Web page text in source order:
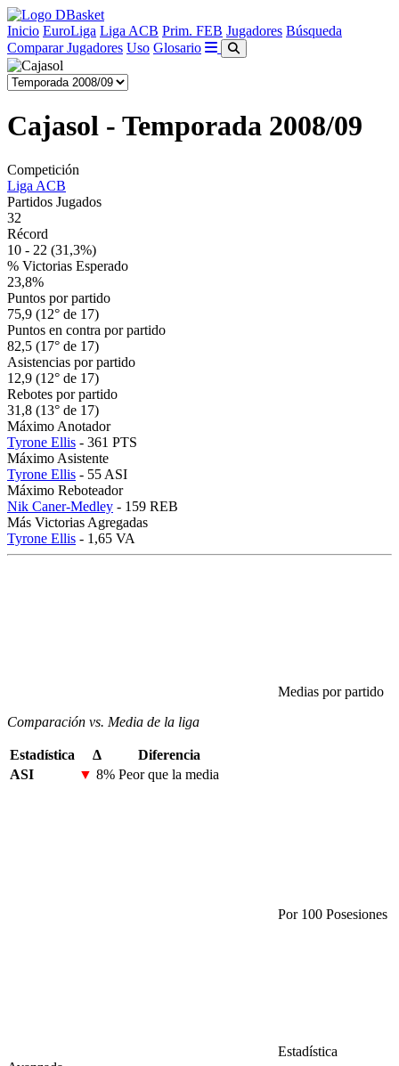
Inicio EuroLiga Liga ACB Prim. FEB Jugadores Búsqueda
Comparar Jugadores Uso Glosario
Cajasol - Temporada 2008/09
Competición
Liga ACB
Partidos Jugados
32
Récord
10 - 22 (31,3%)
% Victorias Esperado
23,8%
Puntos por partido
75,9 (12° de 17)
Puntos en contra por partido
82,5 (17° de 17)
Asistencias por partido
12,9 (12° de 17)
Rebotes por partido
31,8 (13° de 17)
Máximo Anotador
Tyrone Ellis - 361 PTS
Máximo Asistente
Tyrone Ellis - 55 ASI
Máximo Reboteador
Nik Caner-Medley - 159 REB
Más Victorias Agregadas
Tyrone Ellis - 1,65 VA
Medias por partido
Comparación vs. Media de la liga
Estadística Δ
Diferencia
ASI
▼ 8% Peor que la media
Por 100 Posesiones
Estadística